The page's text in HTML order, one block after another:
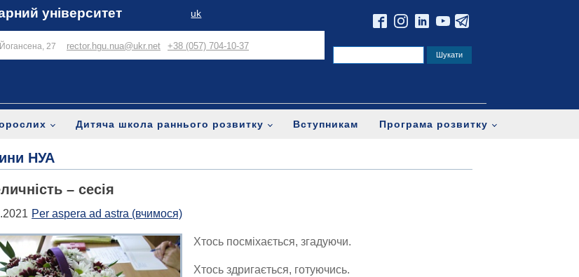
університет uk
27 rector.hgu.nua@ukr.net +38 (057) 704-10-37
Дитяча школа раннього розвитку Вступникам Програма розвитку
НУА
– сесія
Per aspera ad astra (вчимося)
Хтось посміхається, згадуючи.
Хтось здригається, готуючись.